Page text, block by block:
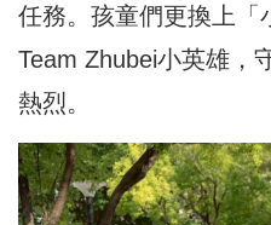
任務。孩童們更換上「
Team Zhubei小英雄，
熱烈。